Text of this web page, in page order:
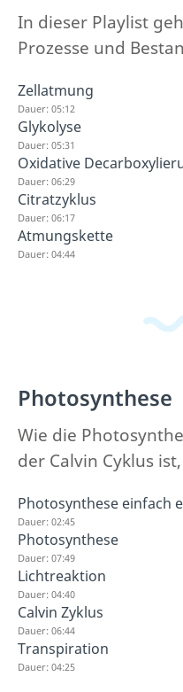
In dieser Playlist
Prozesse und
Zellatmung
Dauer: 05:12
Glykolyse
Dauer: 05:31
Oxidative
Dauer: 06:29
Citratzyklus
Dauer: 06:17
Atmungskette
Dauer: 04:44
Photosynthese
Wie die
der Calvin Cyklus
Photosynthese einfach
Dauer: 02:45
Photosynthese
Dauer: 07:49
Lichtreaktion
Dauer: 04:40
Calvin Zyklus
Dauer: 06:44
Transpiration
Dauer: 04:25